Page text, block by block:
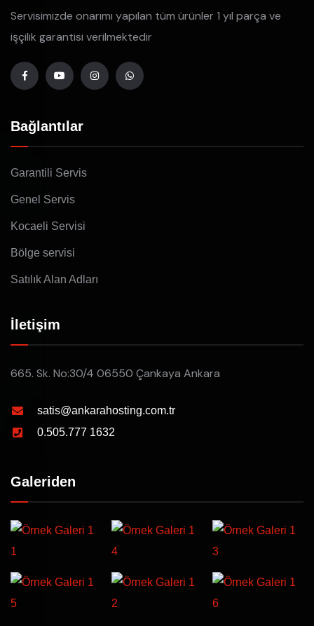
Servisimizde onarımı yapılan tüm ürünler 1 yıl parça ve
işçilik garantisi verilmektedir
Bağlantılar
Garantili Servis
Genel Servis
Kocaeli Servisi
Bölge servisi
Satılık Alan Adları
İletişim
665. Sk. No:30/4 06550 Çankaya Ankara
satis@ankarahosting.com.tr
0.505.777 1632
Galeriden